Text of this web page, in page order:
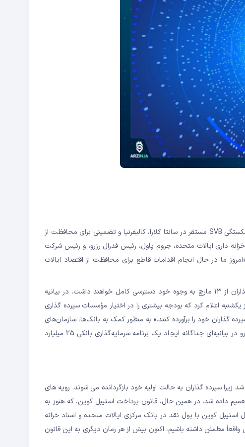
یکشنبه شب، رگولاتورهای ایالات متحده اقدامات اضطراری را برای مهار بحران ناشی از ورشکستگی SVB مستقر در سانتا کلارا، کالیفرنیا و تضمینی برای محافظت از
داری ایالات متحده، جروم پاول، رئیس فدرال رزرو، و رئیس شرکت
ما در حال انجام اقدامات قاطع برای محافظت از اقتصاد ایالات
بر اساس این بیانیه، پس از دریافت توصیه از هیئت مدیره FDIC و فدرال رزرو، سپرده گذاران از 13 مارچ به وجوه خود دسترسی کامل خواهند داشت. در بیانیه
اعلام کرد که بودجه بیشتری را در اختیار مؤسسات سپرده گذاری
گذاران خود را برآورده کنند.» به منظور کمک به بانک‌ها، سازمان‌های
پس‌انداز، اتحادیه‌های اعتباری و سایر مؤسسات سپرده‌گذاری واجد شرایط، هیئت فدرال رزرو در بیانیه‌ای جداگانه ایجاد یک برنامه سرمایه‌گذاری بانکی 25 میلیارد
سپرده گذاران به حالت اولیه خود بازگردانده می شوند. رویه های
داده شد. در همین حال، قانون پرداخت استیبل کوین، که هنوز به
کوین با پول نقد در بانک مرکزی ایالات متحده و اسناد خزانه
مطمئن داشته باشیم، اکنون بیش از هر زمان دیگری به این قانون